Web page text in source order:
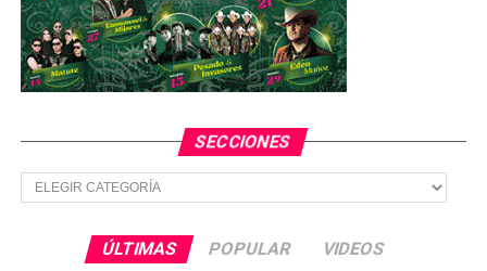
SECCIONES
Secciones
ÚLTIMAS POPULAR VIDEOS